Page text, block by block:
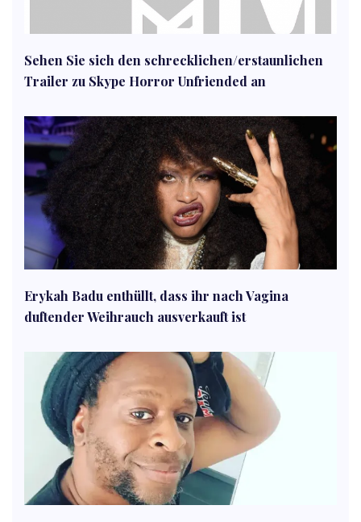
Sehen Sie sich den schrecklichen/erstaunlichen
Trailer zu Skype Horror Unfriended an
Erykah Badu enthüllt, dass ihr nach Vagina
duftender Weihrauch ausverkauft ist